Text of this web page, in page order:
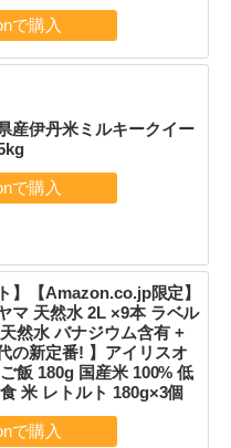
産伊丹米ミルキークイー
】【Amazon.co.jp限定】
マ 天然水 2L ×9本 ラベル
然水 バナジウム含有 +
の新定番! 】アイリスオ
飯 180g 国産米 100% 低
米 レトルト 180g×3個